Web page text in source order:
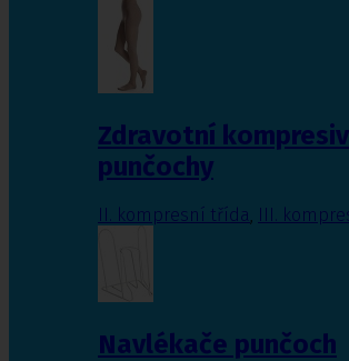
Zdravotní
punčochy
II. kompresní třída III.
Navlékače punčoch